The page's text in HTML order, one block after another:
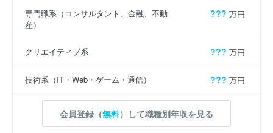
専門職系（コンサルタント、金融、不動
産）
??? 万円
クリエイティブ系 ??? 万円
技術系（IT・Web・ゲーム・通信） ??? 万円
会員登録（無料）して職種別年収を見る